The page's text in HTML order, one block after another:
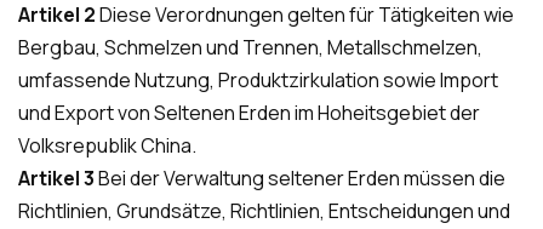
Artikel 2Diese Verordnungen gelten für Tätigkeiten wie
Bergbau, Schmelzen und Trennen, Metallschmelzen,
umfassende Nutzung, Produktzirkulation sowie Import
und Export von Seltenen Erden im Hoheitsgebiet der
Volksrepublik China.
Artikel 3Bei der Verwaltung seltener Erden müssen die
Richtlinien, Grundsätze, Richtlinien, Entscheidungen und